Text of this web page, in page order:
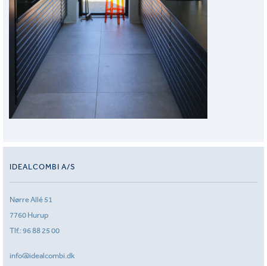
IDEALCOMBI A/S
Nørre Allé 51
7760 Hurup
Tlf.:96 88 25 00
info@idealcombi.dk